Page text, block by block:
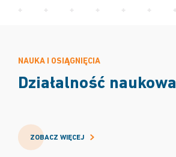
NAUKA I OSIĄGNIĘCIA
Działalność naukowa
ZOBACZ WIĘCEJ